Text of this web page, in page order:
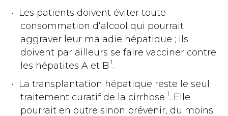
Les patients doivent éviter toute
consommation d’alcool qui pourrait
aggraver leur maladie hépatique ; ils
doivent par ailleurs se faire vacciner contre
les hépatites A et B 1.
La transplantation hépatique reste le seul
traitement curatif de la cirrhose 1. Elle
pourrait en outre sinon prévenir, du moins